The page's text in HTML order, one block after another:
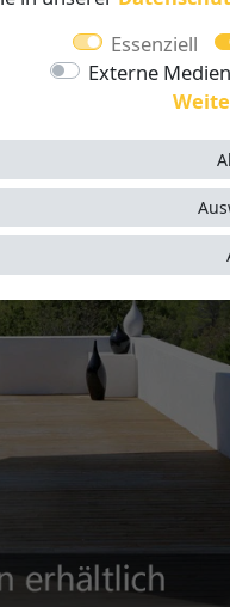
Essenziell
Externe Medien